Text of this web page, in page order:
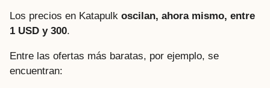
Los precios en Katapulk oscilan, ahora mismo, entre
1 USD y 300.
Entre las ofertas más baratas, por ejemplo, se
encuentran: